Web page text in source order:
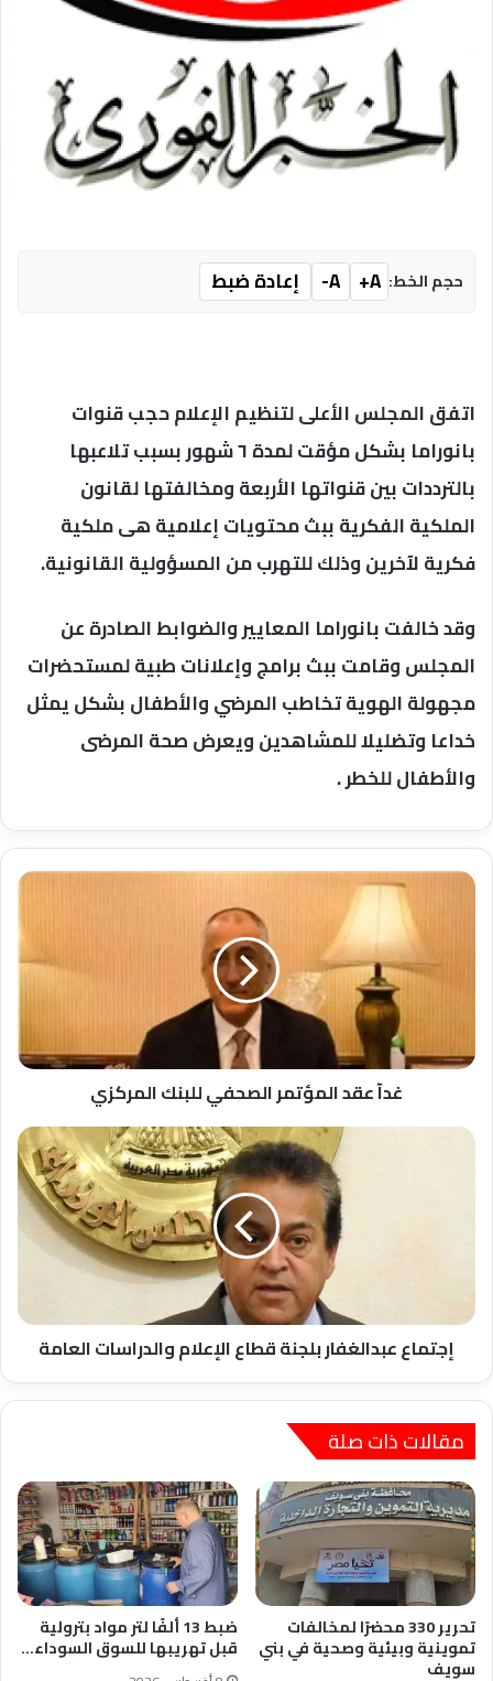
حجم الخط: A+
A- إعادة ضبط
اتفق المجلس الأعلى لتنظيم الإعلام حجب قنوات
بانوراما بشكل مؤقت لمدة ٦ شهور بسبب تلاعبها
بالترددات بين قنواتها الأربعة ومخالفتها لقانون
الملكية الفكرية ببث محتويات إعلامية هى ملكية
فكرية لآخرين وذلك للتهرب من المسؤولية القانونية.
وقد خالفت بانوراما المعايير والضوابط الصادرة عن
المجلس وقامت ببث برامج وإعلانات طبية لمستحضرات
مجهولة الهوية تخاطب المرضي والأطفال بشكل يمثل
خداعا وتضليلا للمشاهدين ويعرض صحة المرضى
والأطفال للخطر .
غدآ
غدآ عقد المؤتمر الصحفي للبنك المركزي
إجتماع
إجتماع عبدالغفار بلجنة قطاع الإعلام والدراسات العامة
مقالات ذات صلة
تحرير 330 محضرًا لمخالفات
تموينية وبيئية وصحية في بني
سويف
ضبط 13 ألفًا لتر مواد بترولية
قبل تهريبها للسوق السوداء…